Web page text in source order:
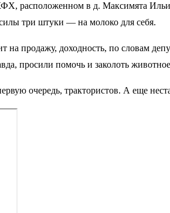
расположенном в д. Максимята
три штуки — на молоко для себя.
продажу, доходность, по словам
просили помочь и заколоть
очередь, трактористов. А еще